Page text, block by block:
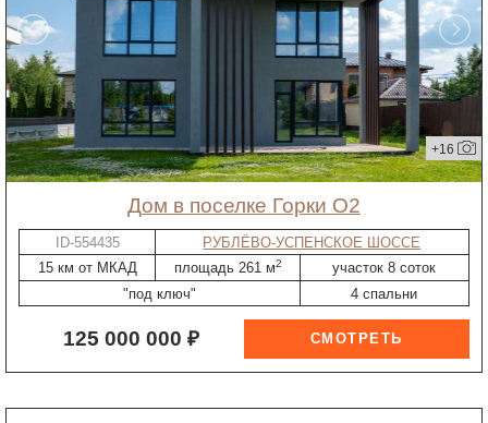
+16
дом в поселке Горки О2
ID-554435
РУБЛЁВО-УСПЕНСКОЕ ШОССЕ
15 км от МКАД
площадь 261 м2
участок 8 соток
"под ключ"
4 спальни
125 000 000 ₽